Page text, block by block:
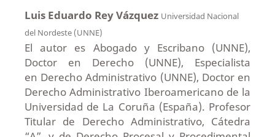
Luis Eduardo Rey Vázquez Universidad Nacional
del Nordeste (UNNE)
El autor es Abogado y Escribano (UNNE),
Doctor en Derecho (UNNE), Especialista
en Derecho Administrativo (UNNE), Doctor en
Derecho Administrativo Iberoamericano de la
Universidad de La Coruña (España). Profesor
Titular de Derecho Administrativo, Cátedra